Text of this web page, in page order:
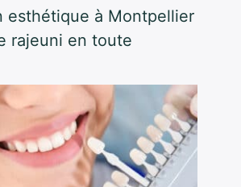
esthétique à Montpellier
rajeuni en toute